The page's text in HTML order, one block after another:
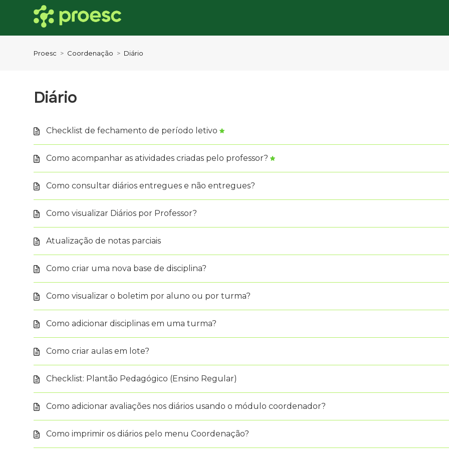
Proesc Coordenação Diário
Diário
Checklist de fechamento de período letivo
Como acompanhar as atividades criadas pelo professor?
Como consultar diários entregues e não entregues?
Como visualizar Diários por Professor?
Atualização de notas parciais
Como criar uma nova base de disciplina?
Como visualizar o boletim por aluno ou por turma?
Como adicionar disciplinas em uma turma?
Como criar aulas em lote?
Checklist: Plantão Pedagógico (Ensino Regular)
Como adicionar avaliações nos diários usando o módulo coordenador?
Como imprimir os diários pelo menu Coordenação?